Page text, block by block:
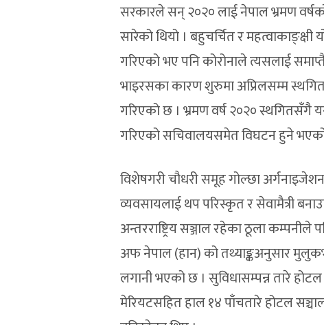
सरकारले सन् २०२० लाई नेपाल भ्रमण
सारेको थियो । बहुचर्चित र
गरिएको भए पनि कोरोनाले त्यसलाई
भाइरसका कारण शुरुमा अप्रिलसम्म
गरिएको छ । भ्रमण वर्ष २०२० स्थगितसँगै
गरिएको सचिवालयसमेत विघटन हुने
विशेषगरी चौधरी समूह गोल्छा
व्यवसायलाई थप परिस्कृत र सेवामैत्री
अन्तरराष्ट्रिय सञ्जाल रहेका ठूला
अफ नेपाल (हान) को तथ्याङ्कअनुसार
लगानी भएको छ । सुविधासम्पन्न तारे
मेरियटसहित हाल १४ पाँचतारे होटल